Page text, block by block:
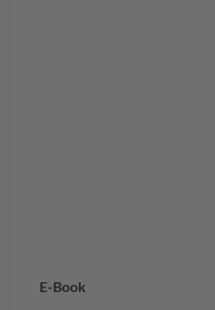
E-Book